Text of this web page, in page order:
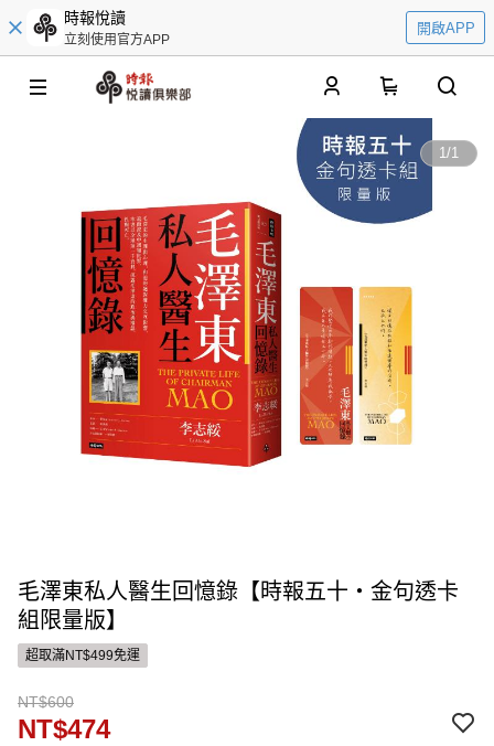
時報悅讀
立刻使用官方APP
開啟APP
1/1
毛澤東私人醫生回憶錄【時報五十‧金句透卡
組限量版】
超取滿NT$499免運
NT$600
NT$474